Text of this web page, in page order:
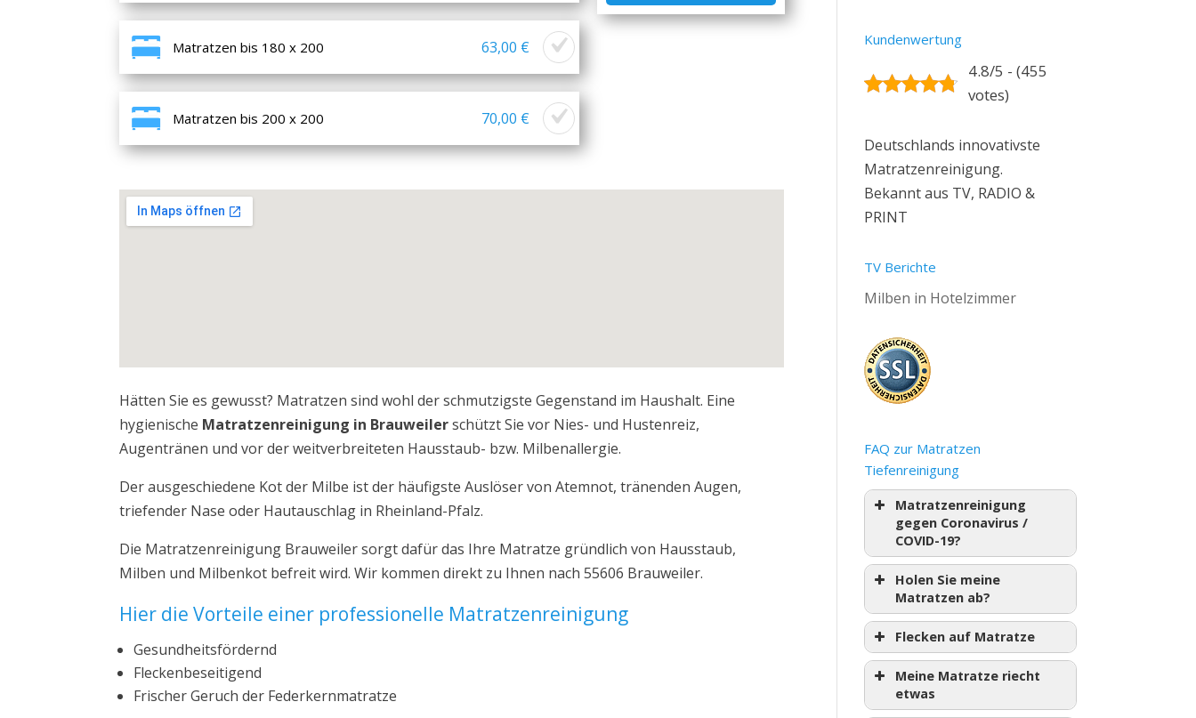
Matratzen bis 180 x 200 63,00 €
Matratzen bis 200 x 200 70,00 €
Hätten Sie es gewusst? Matratzen sind wohl der schmutzigste Gegenstand im Haushalt. Eine
hygienische Matratzenreinigung in Brauweilerschützt Sie vor Nies- und Hustenreiz,
Augentränen und vor der weitverbreiteten Hausstaub- bzw. Milbenallergie.
Der ausgeschiedene Kot der Milbe ist der häufigste Auslöser von Atemnot, tränenden Augen,
triefender Nase oder Hautauschlag in Rheinland-Pfalz.
Die Matratzenreinigung Brauweiler sorgt dafür das Ihre Matratze gründlich von Hausstaub,
Milben und Milbenkot befreit wird. Wir kommen direkt zu Ihnen nach 55606 Brauweiler.
Hier die Vorteile einer professionelle Matratzenreinigung
Gesundheitsfördernd
Fleckenbeseitigend
Frischer Geruch der Federkernmatratze
Kundenwertung
4.8/5 - (455
votes)
Deutschlands innovativste
Matratzenreinigung.
Bekannt aus TV, RADIO &
PRINT
TV Berichte
Milben in Hotelzimmer
FAQ zur Matratzen
Tiefenreinigung
Matratzenreinigung
gegen Coronavirus /
COVID-19?
Holen Sie meine
Matratzen ab?
Flecken auf Matratze
Meine Matratze riecht
etwas